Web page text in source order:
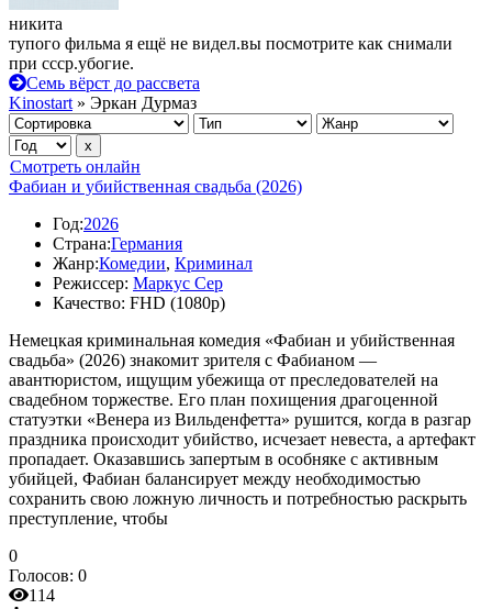
никита
тупого фильма я ещё не видел.вы посмотрите как снимали
при ссср.убогие.
Семь вёрст до рассвета
Kinostart » Эркан Дурмаз
Смотреть онлайн
Фабиан и убийственная свадьба (2026)
Год:2026
Страна:Германия
Жанр:Комедии, Криминал
Режиссер: Маркус Сер
Качество: FHD (1080p)
Немецкая криминальная комедия «Фабиан и убийственная
свадьба» (2026) знакомит зрителя с Фабианом —
авантюристом, ищущим убежища от преследователей на
свадебном торжестве. Его план похищения драгоценной
статуэтки «Венера из Вильденфетта» рушится, когда в разгар
праздника происходит убийство, исчезает невеста, а артефакт
пропадает. Оказавшись запертым в особняке с активным
убийцей, Фабиан балансирует между необходимостью
сохранить свою ложную личность и потребностью раскрыть
преступление, чтобы
0
Голосов: 0
114